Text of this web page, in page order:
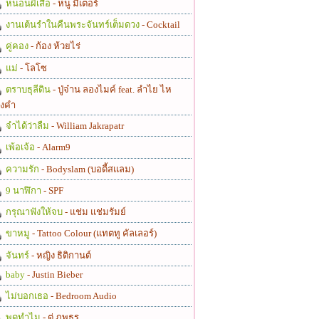
หนอนผีเสื้อ - หนู มิเตอร์
งานเต้นรำในคืนพระจันทร์เต็มดวง - Cocktail
คู่คอง - ก้อง ห้วยไร่
แม่ - โลโซ
ตราบธุลีดิน - ปู่จ๋าน ลองไมค์ feat. ลำไย ไห
คำ
จำได้ว่าลืม - William Jakrapatr
เพ้อเจ้อ - Alarm9
ความรัก - Bodyslam (บอดี้สแลม)
9 นาฬิกา - SPF
กรุณาฟังให้จบ - แช่ม แช่มรัมย์
ขาหมู - Tattoo Colour (แทตทู คัลเลอร์)
จันทร์ - หญิง ธิติกานต์
baby - Justin Bieber
ไม่บอกเธอ - Bedroom Audio